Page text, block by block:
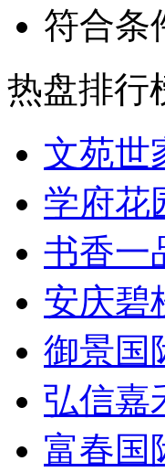
符合条
热盘排行
文苑世
学府花
书香一
安庆
御景国
弘信嘉
富春国